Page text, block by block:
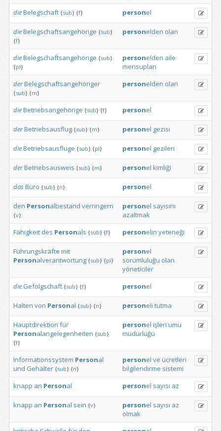
dieBelegschaft {sub} {f} personel
dieBelegschaftsangehörige {sub}
{f}
personelden olan
dieBelegschaftsangehörige {sub}
{pl}
personelden aile
mensupları
derBelegschaftsangehöriger
{sub} {m}
personelden olan
dieBetriebsangehörige {sub} {f} personel
derBetriebsausflug {sub} {m} personel gezisi
dieBetriebsausflüge {sub} {pl} personel gezileri
derBetriebsausweis {sub} {m} personel kimliği
dasBüro {sub} {n} personel
den Personalbestand verringern
{v}
personel sayısını
azaltmak
Fähigkeit des Personals {sub} {f} personelin yeteneği
Führungskräfte mit
Personalverantwortung {sub} {pl}
personel
sorumluluğu olan
yöneticiler
die Gefolgschaft {sub} {f} personel
Halten von Personal {sub} {n} personeli tutma
Hauptdirektion für
Personalangelegenheiten {sub}
{f}
personel işleri umu
müdürlüğü
Informationssystem Personal
und Gehälter {sub} {n}
personel ve ücretleri
bilgilendirme sistemi
knapp an Personal personel sayısı az
knapp an Personal sein {v} personel sayısı az
olmak